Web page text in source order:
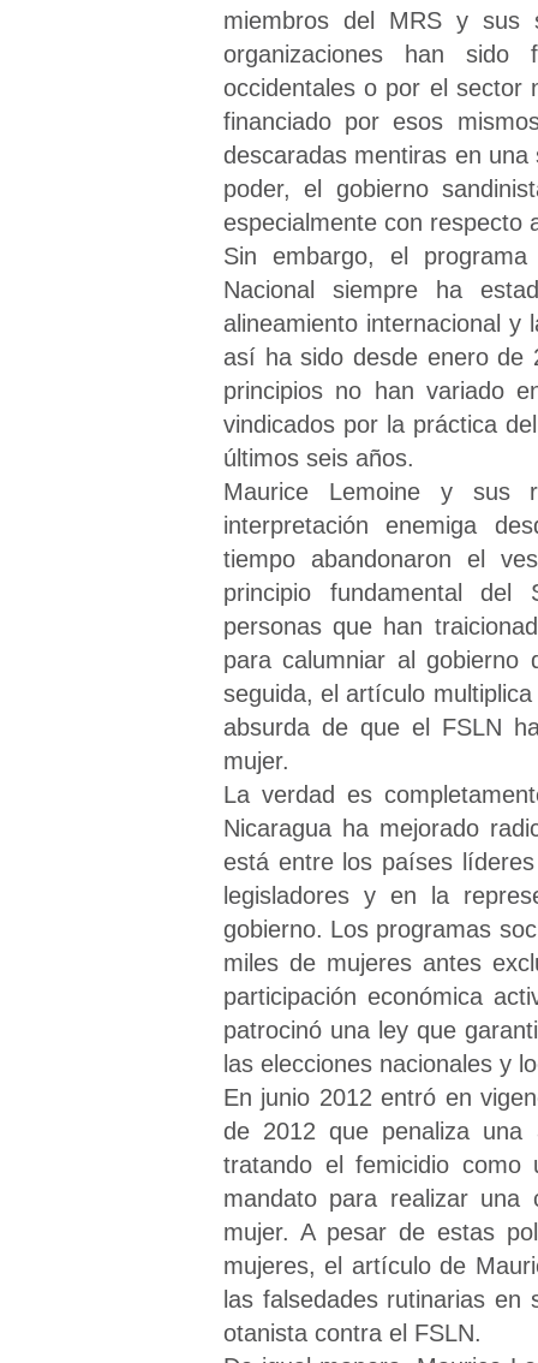
miembros del MRS y sus
organizaciones han sido
occidentales o por el sector
financiado por esos
descaradas mentiras en
poder, el gobierno
especialmente con respecto
Sin embargo, el
Nacional siempre ha
alineamiento internacional
así ha sido desde enero de
principios no han variado
vindicados por la práctica
últimos seis años.
Maurice Lemoine y sus
interpretación enemiga
tiempo abandonaron el
principio fundamental del
personas que han
para calumniar al gobierno
seguida, el artículo
absurda de que el FSLN
mujer.
La verdad es
Nicaragua ha mejorado
está entre los países
legisladores y en la
gobierno. Los programas
miles de mujeres antes
participación económica
patrocinó una ley que
las elecciones nacionales y
En junio 2012 entró en
de 2012 que penaliza una
tratando el femicidio como
mandato para realizar una
mujer. A pesar de estas
mujeres, el artículo de
las falsedades rutinarias en
otanista contra el FSLN.